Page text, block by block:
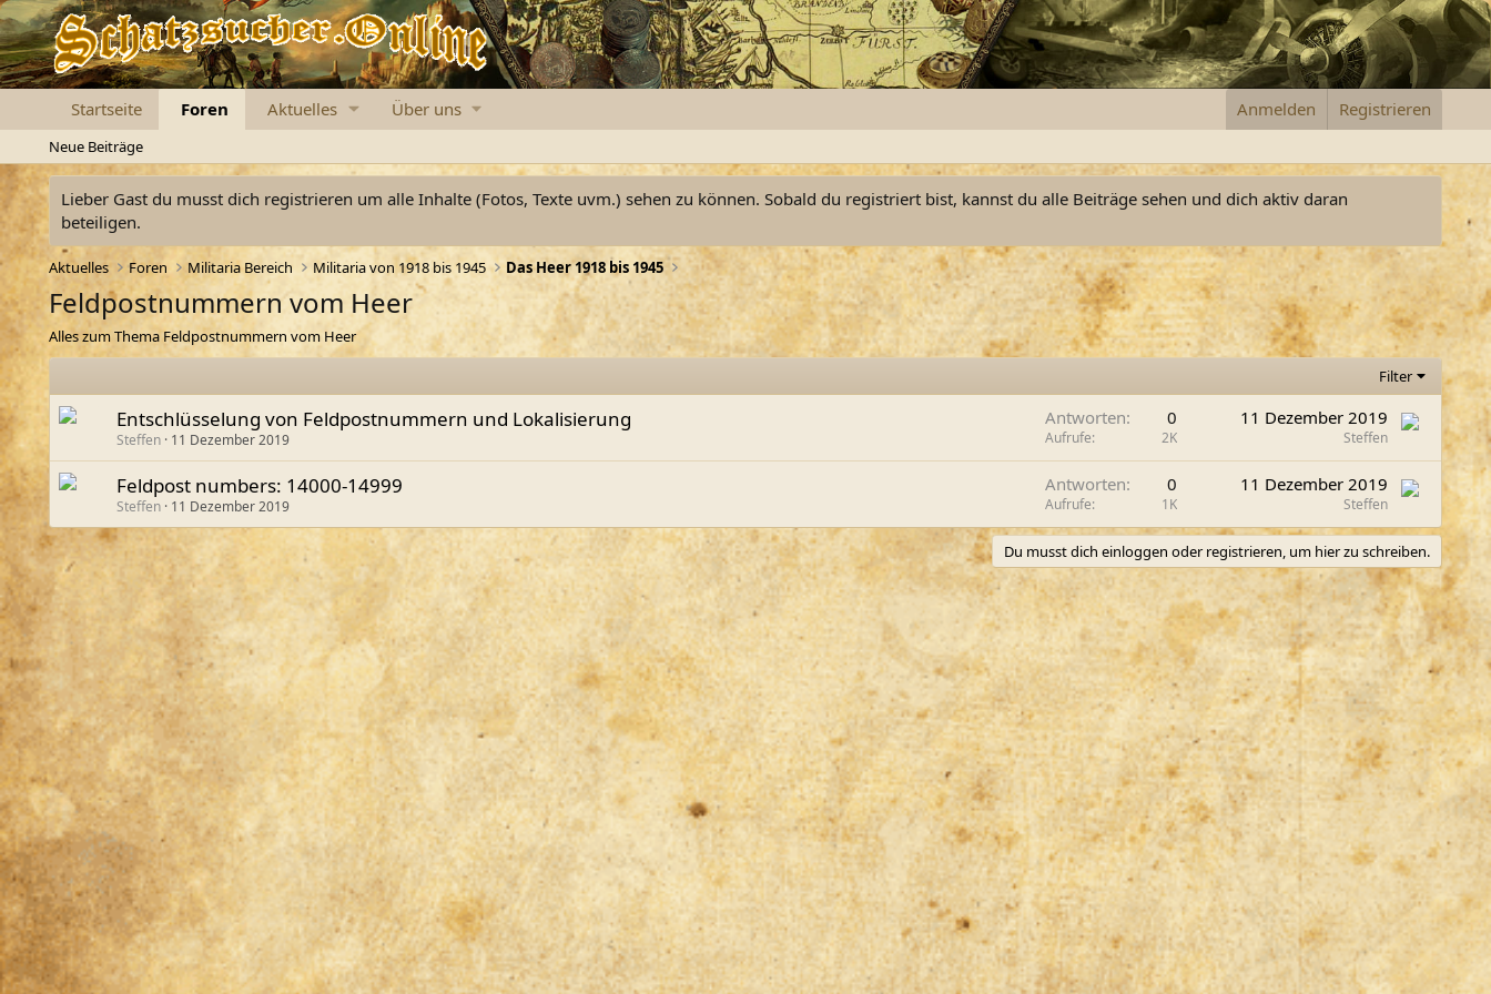
Startseite Foren Aktuelles Über uns Anmelden Registrieren
Neue Beiträge
Lieber Gast du musst dich registrieren um alle Inhalte (Fotos, Texte uvm.) sehen zu können. Sobald du registriert bist, kannst du alle Beiträge sehen und dich aktiv daran
beteiligen.
Aktuelles Foren Militaria Bereich Militaria von 1918 bis 1945 Das Heer 1918 bis 1945
Feldpostnummern vom Heer
Alles zum Thema Feldpostnummern vom Heer
Filter
Entschlüsselung von Feldpostnummern und Lokalisierung
Steffen 11 Dezember 2019
Antworten 0
Aufrufe 2K
11 Dezember 2019
Steffen
Feldpost numbers: 14000-14999
Steffen 11 Dezember 2019
Antworten 0
Aufrufe 1K
11 Dezember 2019
Steffen
Du musst dich einloggen oder registrieren, um hier zu schreiben.